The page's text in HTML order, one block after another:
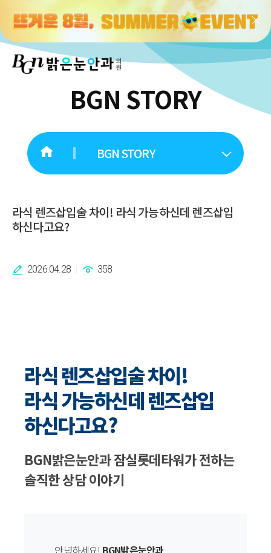
BGN STORY
BGN STORY
라식 렌즈삽입술 차이! 라식 가능하신데 렌즈삽입
하신다고요?
2026.04.28 358
라식 렌즈삽입술 차이!
라식 가능하신데 렌즈삽입
하신다고요?
BGN밝은눈안과 잠실롯데타워가 전하는
솔직한 상담 이야기